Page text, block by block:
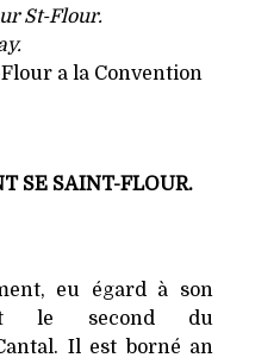
St-Flour.
a la Convention
SE SAINT-FLOUR.
eu égard à son
le second du
Il est borné an